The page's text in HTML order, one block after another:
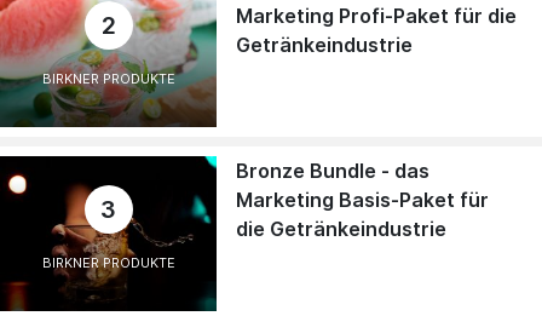
2
BIRKNER PRODUKTE
Marketing Profi-Paket für die
Getränkeindustrie
3
BIRKNER PRODUKTE
Bronze Bundle - das
Marketing Basis-Paket für
die Getränkeindustrie